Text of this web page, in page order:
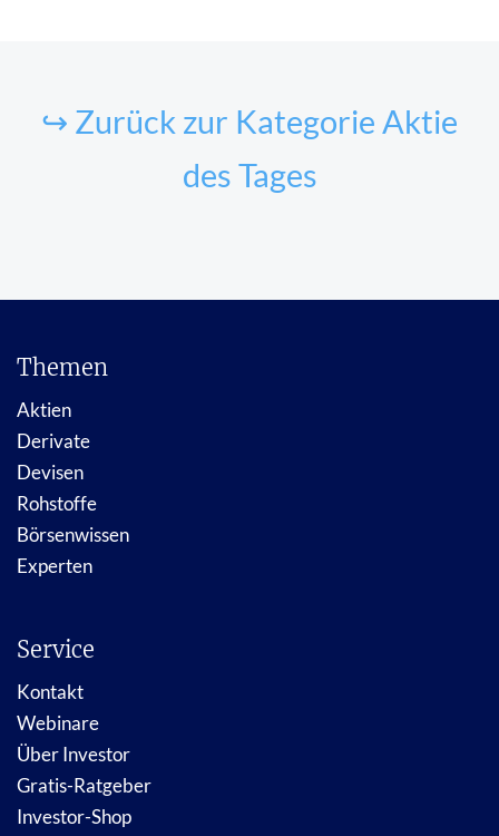
↪ Zurück zur Kategorie Aktie
des Tages
Themen
Aktien
Derivate
Devisen
Rohstoffe
Börsenwissen
Experten
Service
Kontakt
Webinare
Über Investor
Gratis-Ratgeber
Investor-Shop